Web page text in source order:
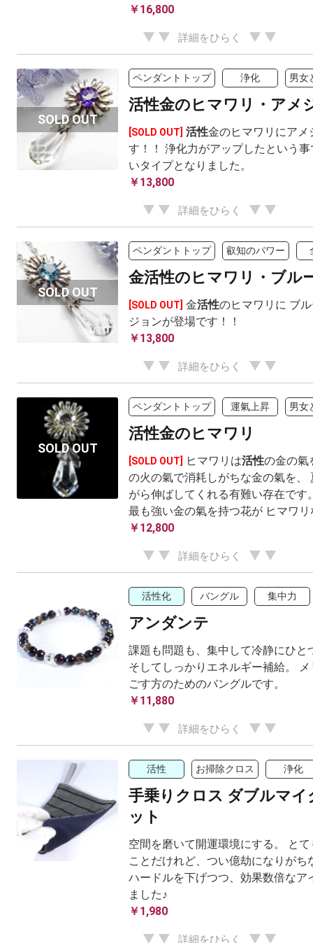
￥16,800
詳細をひらく
ペンダントトップ 浄化 男女
活性金のヒマワリ・アメ
[SOLD OUT] 活性金のヒマワリにアメ
す！！ 浄化力がアップしたという
いタイプとなりました。
￥13,800
詳細をひらく
ペンダントトップ 叡知のパワー
金活性のヒマワリ・ブル
[SOLD OUT] 金活性のヒマワリに ブ
ジョンが登場です！！
￥13,800
詳細をひらく
ペンダントトップ 運氣上昇 男女
活性金のヒマワリ
[SOLD OUT] ヒマワリは活性の金の氣
の火の氣で消耗しがちな金の氣を、
がら伸ばしてくれる有難い存在です
最も強い金の氣を持つ花が ヒマワ
￥12,800
詳細をひらく
活性化 バングル 集中力
アンダンテ
課題も問題も、集中して冷静にひと
そしてしっかりエネルギー補給。
ごす方のためのバングルです。
￥11,880
詳細をひらく
活性 お掃除クロス 浄化
手乗りクロス ダブルマイ
ット
空間を磨いて開運環境にする。 と
ことだけれど、つい億劫になりがち
ハードルを下げつつ、効果数倍なア
ました♪
￥1,980
詳細をひらく